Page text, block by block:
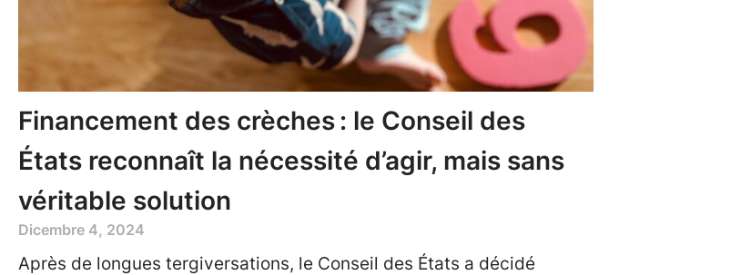
Financement des crèches : le Conseil des
États reconnaît la nécessité d’agir, mais sans
véritable solution
Dicembre 4, 2024
Après de longues tergiversations, le Conseil des États a décidé